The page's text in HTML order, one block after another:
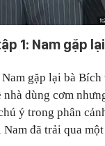
1: Nam gặp
gặp lại bà
dùng cơm
ý trong phân
đã trải qua